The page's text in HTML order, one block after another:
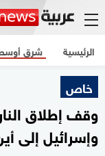
الرئيسية شرق
خاص
وقف إطلاق
وإسرائيل إلى